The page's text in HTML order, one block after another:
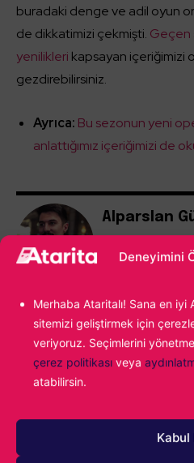
Deneyimini
Merhaba Ataritalı! Sana en
sitemizi geliştirmek için
veriyoruz. Seçimlerini
çerez politikası veya
atabilirsin.
Kabul
buradaki denge ve adil oyun
de dikkatimizi çekmişti. Geçen
yenilikleri kapsayan içeriğimizi
gezdirebilirsiniz.
Ayrıca: Bu sezonun yeni
anlattığımız içeriğimizi de
Alparslan
bir çocuk olarak
ilerledi. Hala
kez Age of
tutkusunu
Konu: Rainbow Six Siege X